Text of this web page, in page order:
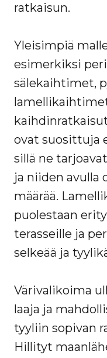
ratkaisun.
Yleisimpiä
esimerkiksi
sälekaihtimet,
ovat suosittuja
sillä ne
ja niiden avulla
määrää.
puolestaan
terasseille ja
selkeää ja
Värivalikoima
laaja ja
tyyliin sopivan
Hillityt